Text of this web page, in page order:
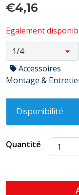
€4,16
Egalement
Accessoires
Montage &
Disponibilité
Quantité